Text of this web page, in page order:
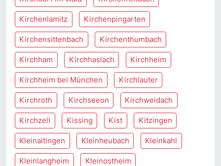
Kirchenlamitz Kirchenpingarten
Kirchensittenbach Kirchenthumbach
Kirchham Kirchhaslach Kirchheim
Kirchheim bei München Kirchlauter
Kirchroth Kirchseeon Kirchweidach
Kirchzell Kissing Kist Kitzingen
Kleinaitingen Kleinheubach Kleinkahl
Kleinlangheim Kleinostheim